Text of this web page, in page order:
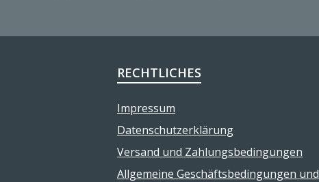
RECHTLICHES
Impressum
Datenschutzerklärung
Versand und Zahlungsbedingungen
Allgemeine Geschäftsbedingungen und